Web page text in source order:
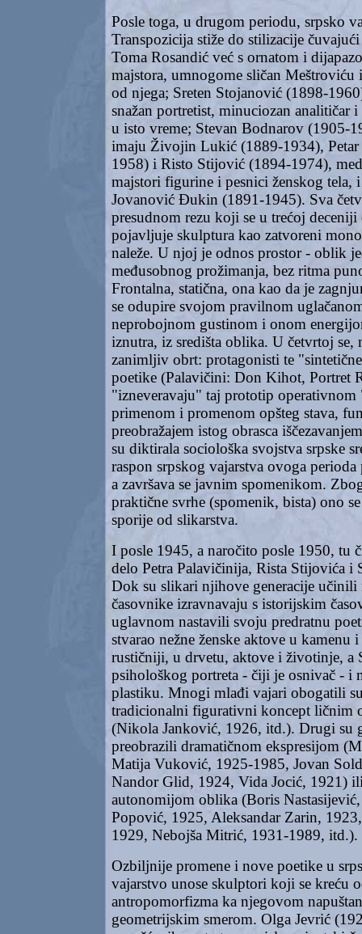
Posle toga, u drugom periodu, srpsko
Transpozicija stiže do stilizacije
Toma Rosandić već s ornatom i
majstora, umnogome sličan
od njega; Sreten Stojanović (1898-
snažan portretist, minuciozan analitičar
u isto vreme; Stevan Bodnarov (1905-
imaju Živojin Lukić (1889-1934),
1958) i Risto Stijović (1894-1974),
majstori figurine i pesnici ženskog tela,
Jovanović Đukin (1891-1945). Sva
presudnom rezu koji se u trećoj
pojavljuje skulptura kao zatvoreni
naleže. U njoj je odnos prostor - oblik
međusobnog prožimanja, bez ritma
Frontalna, statična, ona kao da je
se odupire svojom pravilnom
neprobojnom gustinom i onom
iznutra, iz središta oblika. U četvrtoj
zanimljiv obrt: protagonisti te
poetike (Palavičini: Don Kihot, Portret
"izneveravaju" taj prototip
primenom i promenom opšteg stava,
preobražajem istog obrasca
su diktirala sociološka svojstva srpske
raspon srpskog vajarstva ovoga
a završava se javnim spomenikom.
praktične svrhe (spomenik, bista) ono
sporije od slikarstva.
I posle 1945, a naročito posle 1950, tu
delo Petra Palavičinija, Rista Stijovića i
Dok su slikari njihove generacije učinili
časovnike izravnavaju s istorijskim
uglavnom nastavili svoju predratnu
stvarao nežne ženske aktove u
rustičniji, u drvetu, aktove i životinje, a
psihološkog portreta - čiji je osnivač - i
plastiku. Mnogi mlađi vajari obogatili
tradicionalni figurativni koncept ličnim
(Nikola Janković, 1926, itd.). Drugi su
preobrazili dramatičnom ekspresijom
Matija Vuković, 1925-1985, Jovan
Nandor Glid, 1924, Vida Jocić, 1921)
autonomijom oblika (Boris
Popović, 1925, Aleksandar Zarin,
1929, Nebojša Mitrić, 1931-1989, itd.).
Ozbiljnije promene i nove poetike u
vajarstvo unose skulptori koji se kreću
antropomorfizma ka njegovom
geometrijskim smerom. Olga Jevrić